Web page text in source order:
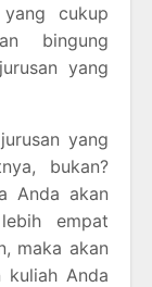
cukup
bingung
yang
yang
bukan?
Anda akan
empat
maka akan
kuliah Anda